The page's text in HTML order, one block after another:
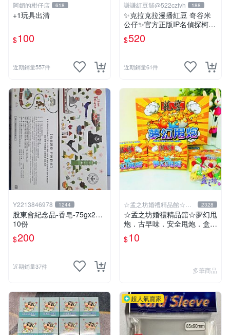
阿媚的柑仔店 618
+1玩具出清
$100
近期銷量557件
謙謙紅豆舖@522czfvh 188
✨克拉克拉漫播紅豆 奇谷米
公仔✨官方正版IP名偵探柯南
手繩共六款
$520
近期銷量61件
Y2213846978 1244
股東會紀念品-香皂-75gx2…
10份
$200
近期銷量37件
☆孟之坊婚禮精品館☆超
商取貨付款
2328
☆孟之坊婚禮精品舘☆夢幻甩
炮．古早味．安全甩炮．盒裝
甩炮 ．懷舊童玩 ．整人玩具
$10
多筆商品
超人氣賣家